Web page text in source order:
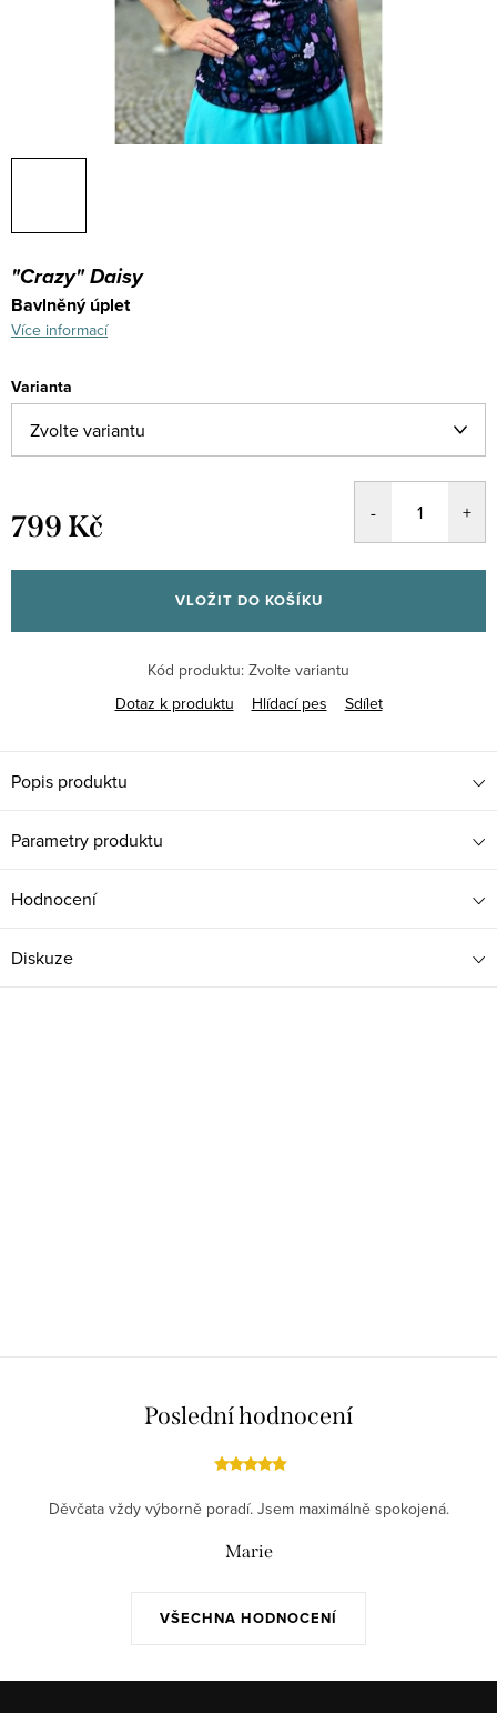
"Crazy" Daisy
Bavlněný úplet
Více informací
Varianta
799 Kč
cena:
VLOŽIT DO KOŠÍKU
Kód produktu: Zvolte variantu
Dotaz k produktu
Hlídací pes Sdílet
Popis produktu
Parametry produktu
Hodnocení
Diskuze
Poslední hodnocení
VŠECHNA HODNOCENÍ
Děvčata vždy výborně poradí. Jsem maximálně spokojená.
Marie